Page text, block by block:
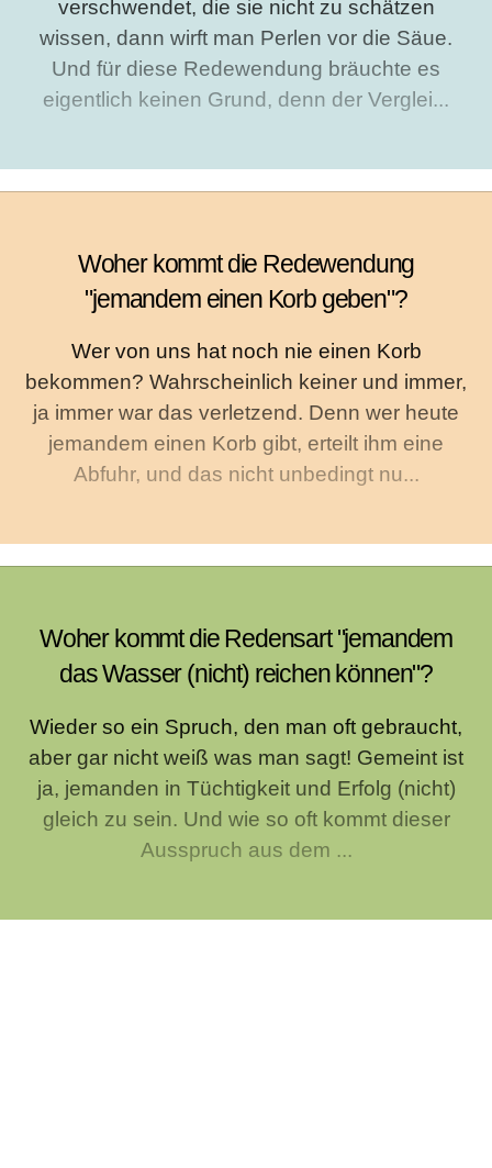
verschwendet, die sie nicht zu schätzen
wissen, dann wirft man Perlen vor die Säue.
Und für diese Redewendung bräuchte es
eigentlich keinen Grund, denn der Verglei...
Woher kommt die Redewendung
"jemandem einen Korb geben"?
Wer von uns hat noch nie einen Korb
bekommen? Wahrscheinlich keiner und immer,
ja immer war das verletzend. Denn wer heute
jemandem einen Korb gibt, erteilt ihm eine
Abfuhr, und das nicht unbedingt nu...
Woher kommt die Redensart "jemandem
das Wasser (nicht) reichen können"?
Wieder so ein Spruch, den man oft gebraucht,
aber gar nicht weiß was man sagt! Gemeint ist
ja, jemanden in Tüchtigkeit und Erfolg (nicht)
gleich zu sein. Und wie so oft kommt dieser
Ausspruch aus dem ...